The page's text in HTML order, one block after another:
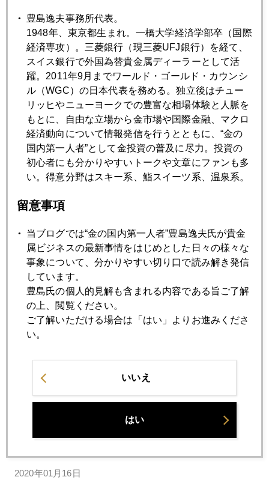
2020年01月28日
コロナショック、中国デフォルト懸念再燃も
2020年01月27日
コロナショック、週明け、市場を直撃
2020年01月24日
新型肺炎、中国経済を直撃
2020年01月23日
ドイツと金の歴史
2020年01月22日
新型肺炎、市場にも衝撃
2020年01月21日
欧米で日本見直しの風潮
2020年01月20日
世界最大ヘッジファンド、金２０００ドル予測
2020年01月16日
豊島逸夫事務所代表。
1948年、東京都生まれ。一橋大学経済学部卒（国際
経済専攻）。三菱銀行（現三菱UFJ銀行）を経て、
スイス銀行で外国為替貴金属ディーラーとして活
躍。2011年9月までワールド・ゴールド・カウンシ
ル（WGC）の日本代表を務める。独立後はチュー
リッヒやニューヨークでの豊富な相場体験と人脈を
もとに、自由な立場から金市場や国際金融、マクロ
経済動向について情報発信を行うとともに、“金の
国内第一人者”として金投資の普及に尽力。投資の
初心者にも分かりやすいトークや文章にファンも多
い。得意分野はスキー系、鮨スイーツ系、温泉系。
留意事項
当ブログでは“金の国内第一人者”豊島逸夫氏が貴金
属ビジネスの最新事情をはじめとした日々の様々な
事象について、分かりやすい切り口で読み解き発信
しています。
豊島氏の個人的見解も含まれる内容である旨ご了解
の上、閲覧ください。
ご了解いただける場合は「はい」よりお進みくださ
い。
いいえ
はい